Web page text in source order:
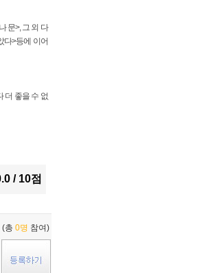
문>, 그 외 다
다>등에 이어
더 좋을 수 없
/ 10점
(총 0명 참여)